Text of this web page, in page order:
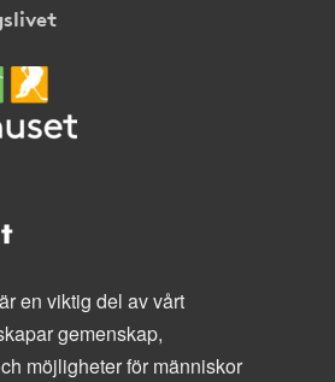
en viktig del av vårt
gemenskap,
möjligheter för människor